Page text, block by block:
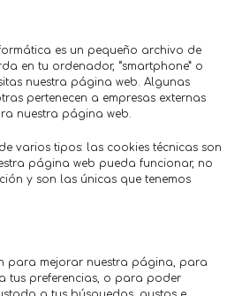
es un pequeño archivo de
en tu ordenador, “smartphone” o
nuestra página web. Algunas
pertenecen a empresas externas
nuestra página web.
varios tipos: las cookies técnicas son
página web pueda funcionar, no
y son las únicas que tenemos
para mejorar nuestra página, para
tus preferencias, o para poder
y disfruta de
exclusivas!